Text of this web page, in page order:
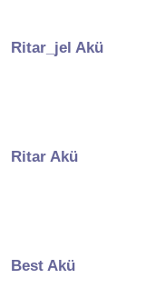
Ritar_jel Akü
Ritar Akü
Best Akü